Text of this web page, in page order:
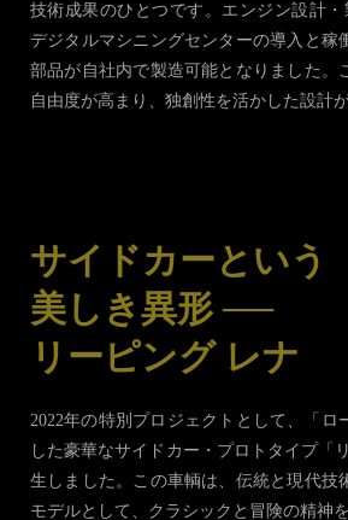
技術成果のひとつです。エンジン設計
デジタルマシニングセンターの導入と稼
部品が自社内で製造可能となりました。
自由度が高まり、独創性を活かした設計
サイドカーという
美しき異形 ──
リーピング レナ
2022年の特別プロジェクトとして、「ロ
した豪華なサイドカー・プロトタイプ「
生しました。この車輌は、伝統と現代技
モデルとして、クラシックと冒険の精神